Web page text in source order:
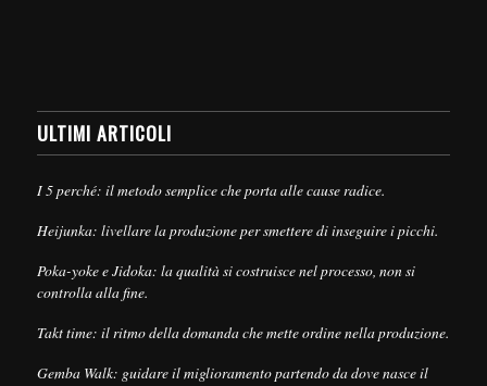
ULTIMI ARTICOLI
I 5 perché: il metodo semplice che porta alle cause radice.
Heijunka: livellare la produzione per smettere di inseguire i picchi.
Poka-yoke e Jidoka: la qualità si costruisce nel processo, non si
controlla alla fine.
Takt time: il ritmo della domanda che mette ordine nella produzione.
Gemba Walk: guidare il miglioramento partendo da dove nasce il